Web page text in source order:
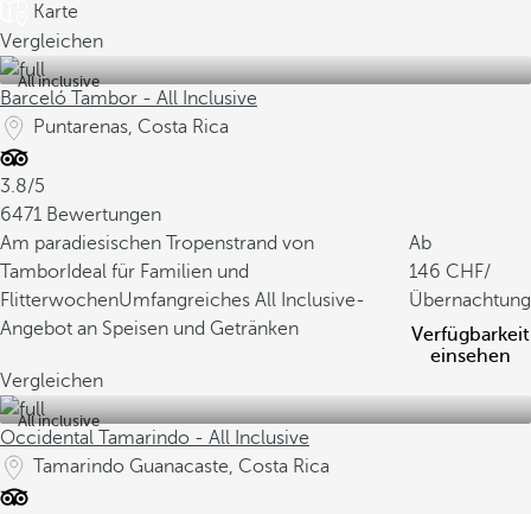
Karte
Vergleichen
All inclusive
Barceló Tambor - All Inclusive
Puntarenas, Costa Rica
3.8/5
6471 Bewertungen
Am paradiesischen Tropenstrand von
Tambor Ideal für Familien und
FlitterwochenUmfangreiches All Inclusive-
Angebot an Speisen und Getränken
Ab
146
/
Übernachtung
Verfügbarkeit
einsehen
Vergleichen
All inclusive
Occidental Tamarindo - All Inclusive
Tamarindo Guanacaste, Costa Rica